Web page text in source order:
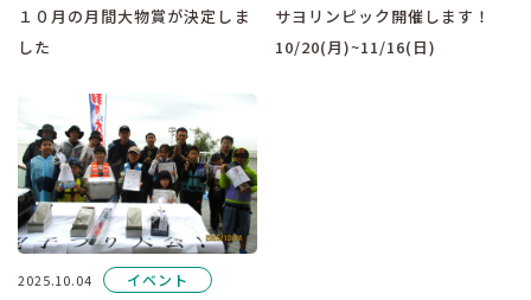
１０月の月間大物賞が決定しま
した
サヨリンピック開催します！
10/20(月)~11/16(日)
2025.10.04 イベント